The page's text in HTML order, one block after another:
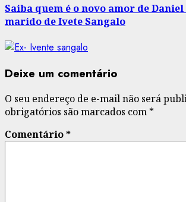
Saiba quem é o novo amor de Daniel
marido de Ivete Sangalo
Deixe um comentário
O seu endereço de e-mail não será
obrigatórios são marcados com *
Comentário*